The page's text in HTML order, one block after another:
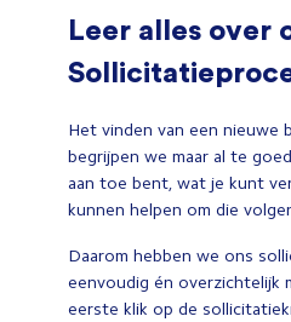
Leer alles over
Het vinden van een nieuwe
begrijpen we maar al te
aan toe bent, wat je kunt
kunnen helpen om die
Daarom hebben we ons
eenvoudig én overzichtelijk
eerste klik op de